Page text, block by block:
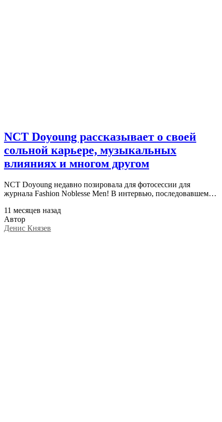
NCT Doyoung рассказывает о своей
сольной карьере, музыкальных
влияниях и многом другом
NCT Doyoung недавно позировала для фотосессии для
журнала Fashion Noblesse Men! В интервью, последовавшем…
11 месяцев назад
Автор
Денис Князев